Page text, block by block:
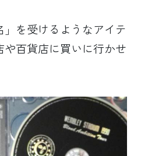
」を受けるようなアイテ
百貨店に買いに行かせ